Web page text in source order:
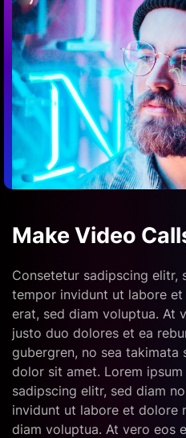
Make Video
Consetetur sadipscing elitr,
tempor invidunt ut labore
erat, sed diam voluptua. At
justo duo dolores et ea
gubergren, no sea takimata
dolor sit amet. Lorem
sadipscing elitr, sed diam
invidunt ut labore et dolore
diam voluptua. At vero eos